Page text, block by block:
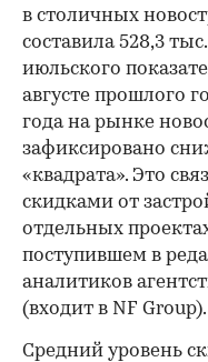
в столичных
составила 528,3
июльского
августе прошлого
года на рынке
зафиксировано
«квадрата». Это
скидками от
отдельных
поступившем в
аналитиков
(входит в NF Group).
Средний уровень